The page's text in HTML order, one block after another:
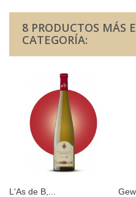
8 PRODUCTOS MÁS
CATEGORÍA:
L'As de B,...